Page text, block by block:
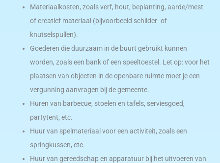
Materiaalkosten, zoals verf, hout, beplanting, aarde/mest
of creatief materiaal (bijvoorbeeld schilder- of
knutselspullen).
Goederen die duurzaam in de buurt gebruikt kunnen
worden, zoals een bank of een speeltoestel. Let op: voor het
plaatsen van objecten in de openbare ruimte moet je een
vergunning aanvragen bij de gemeente.
Huren van barbecue, stoelen en tafels, serviesgoed,
partytent, etc.
Huur van spelmateriaal voor een activiteit, zoals een
springkussen, etc.
Huur van gereedschap en apparatuur bij het uitvoeren van